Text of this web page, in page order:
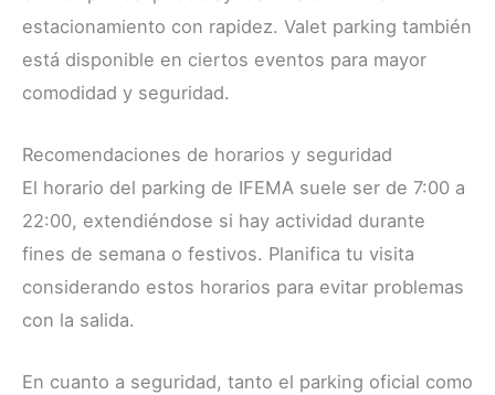
estacionamiento con rapidez. Valet parking también
está disponible en ciertos eventos para mayor
comodidad y seguridad.
Recomendaciones de horarios y seguridad
El horario del parking de IFEMA suele ser de 7:00 a
22:00, extendiéndose si hay actividad durante
fines de semana o festivos. Planifica tu visita
considerando estos horarios para evitar problemas
con la salida.
En cuanto a seguridad, tanto el parking oficial como